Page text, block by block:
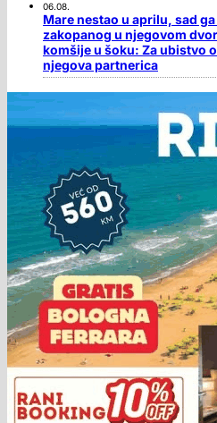
06.08.
Mare nestao u aprilu, sad
zakopanog u njegovom
komšije u šoku: Za ubistvo
njegova partnerica